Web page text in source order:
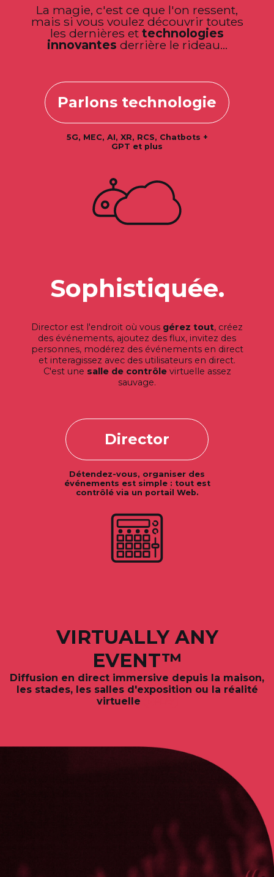
La magie, c'est ce que l'on ressent,
mais si vous voulez découvrir toutes
les dernières et technologies
innovantes derrière le rideau...
Parlons technologie
5G, MEC, AI, XR, RCS, Chatbots +
GPT et plus
Sophistiquée.
Director est l'endroit où vous gérez tout, créez
des événements, ajoutez des flux, invitez des
personnes, modérez des événements en direct
et interagissez avec des utilisateurs en direct.
C'est une salle de contrôlevirtuelle assez
sauvage.
Director
Détendez-vous, organiser des
événements est simple : tout est
contrôlé via un portail Web.
VIRTUALLY ANY
EVENT™
Diffusion en direct immersive depuis la maison,
les stades, les salles d'exposition ou la réalité
virtuelle